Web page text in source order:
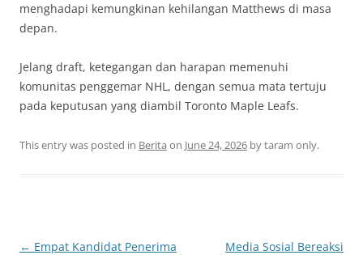
menghadapi kemungkinan kehilangan Matthews di masa
depan.
Jelang draft, ketegangan dan harapan memenuhi
komunitas penggemar NHL, dengan semua mata tertuju
pada keputusan yang diambil Toronto Maple Leafs.
This entry was posted in Berita on June 24, 2026 bytaram only.
Post
← Empat Kandidat Penerima
Media Sosial Bereaksi